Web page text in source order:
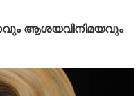
ആശയവിനിമയവും